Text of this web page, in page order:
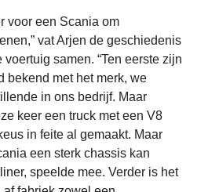
voor een Scania om
vat Arjen de geschiedenis
samen. “Ten eerste zijn
bekend met het merk, we
in ons bedrijf. Maar
keer een truck met een V8
in feite al gemaakt. Maar
een sterk chassis kan
speelde mee. Verder is het